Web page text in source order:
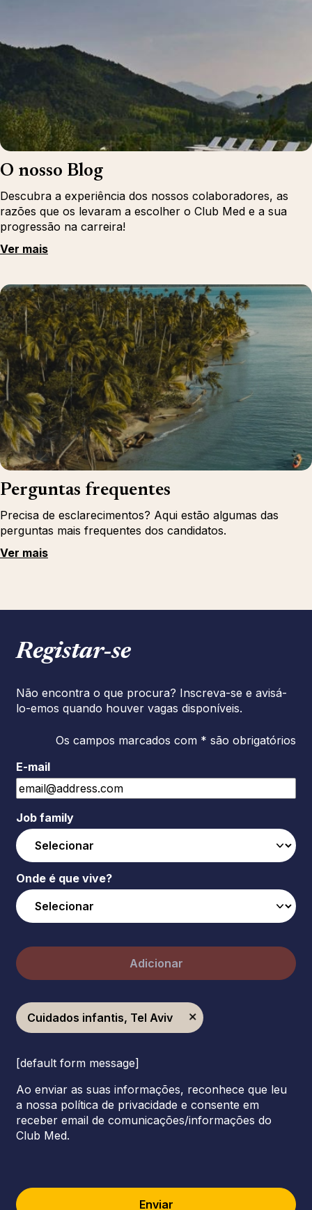
O nosso Blog
Descubra a experiência dos nossos colaboradores, as
razões que os levaram a escolher o Club Med e a sua
progressão na carreira!
Ver mais
Perguntas frequentes
Precisa de esclarecimentos? Aqui estão algumas das
perguntas mais frequentes dos candidatos.
Ver mais
Registar‑se
Não encontra o que procura? Inscreva-se e avisá-
lo-emos quando houver vagas disponíveis.
Os campos marcados com * são obrigatórios
E-mail
Job family
Onde é que vive?
Adicionar
Cuidados infantis, Tel Aviv
[default form message]
Ao enviar as suas informações, reconhece que leu
a nossa política de privacidade e consente em
receber email de comunicações/informações do
Club Med.
Enviar